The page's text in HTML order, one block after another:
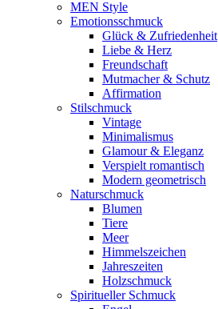
MEN Style
Emotionsschmuck
Glück & Zufriedenheit
Liebe & Herz
Freundschaft
Mutmacher & Schutz
Affirmation
Stilschmuck
Vintage
Minimalismus
Glamour & Eleganz
Verspielt romantisch
Modern geometrisch
Naturschmuck
Blumen
Tiere
Meer
Himmelszeichen
Jahreszeiten
Holzschmuck
Spiritueller Schmuck